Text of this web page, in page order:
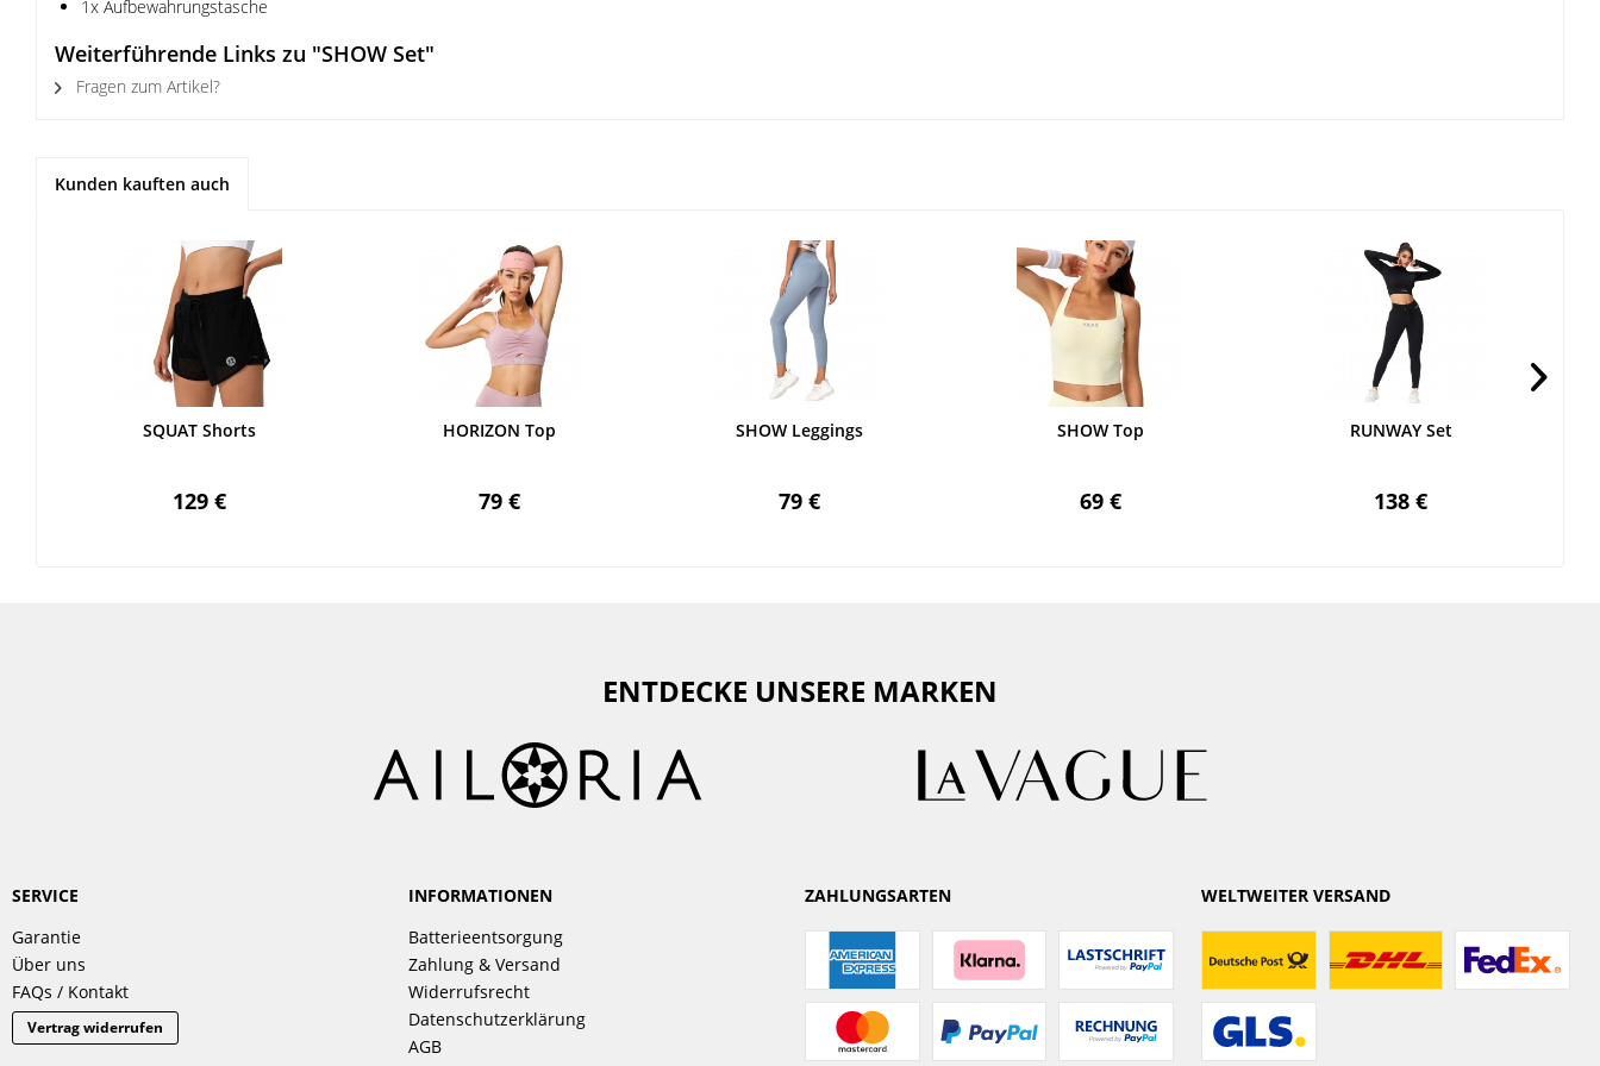
1x Aufbewahrungstasche
Weiterführende Links zu "SHOW Set"
Fragen zum Artikel?
Kunden kauften auch
SQUAT Shorts
129 €
HORIZON Top
79 €
SHOW Leggings
79 €
SHOW Top
69 €
RUNWAY Set
138 €
ENTDECKE UNSERE MARKEN
SERVICE
Garantie
Über uns
FAQs / Kontakt
Vertrag widerrufen
INFORMATIONEN
Batterieentsorgung
Zahlung & Versand
Widerrufsrecht
Datenschutzerklärung
AGB
ZAHLUNGSARTEN WELTWEITER VERSAND